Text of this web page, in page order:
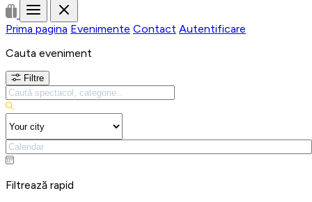
Prima pagina Evenimente Contact Autentificare
Cauta eveniment
Filtre
Filtrează rapid